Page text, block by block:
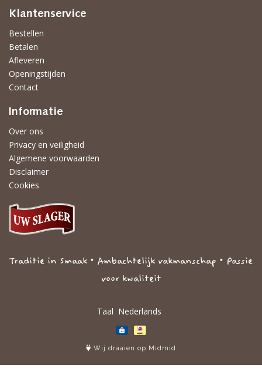
Klantenservice
Bestellen
Betalen
Afleveren
Openingstijden
Contact
Informatie
Over ons
Privacy en veiligheid
Algemene voorwaarden
Disclaimer
Cookies
Traditie in Smaak • Ambachtelijk vakmanschap • Passie
voor kwaliteit
Taal
Wij draaien op Midmid